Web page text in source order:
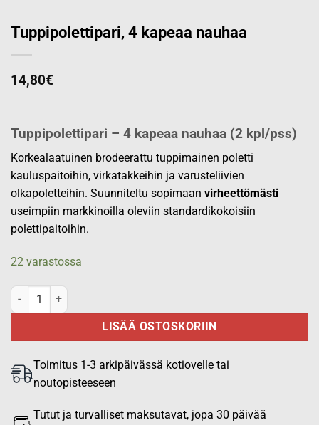
Tuppipolettipari, 4 kapeaa nauhaa
14,80€
Tuppipolettipari – 4 kapeaa nauhaa (2 kpl/pss)
Korkealaatuinen brodeerattu tuppimainen poletti
kauluspaitoihin, virkatakkeihin ja varusteliivien
olkapoletteihin. Suunniteltu sopimaan virheettömästi
useimpiin markkinoilla oleviin standardikokoisiin
polettipaitoihin.
22 varastossa
Tuppipolettipari, 4 kapeaa nauhaa määrä
LISÄÄ OSTOSKORIIN
Toimitus 1-3 arkipäivässä kotiovelle tai
noutopisteeseen
Tutut ja turvalliset maksutavat, jopa 30 päivää